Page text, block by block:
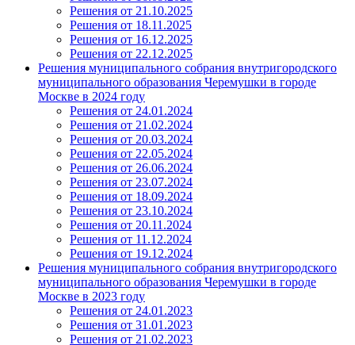
Решения от 21.10.2025
Решения от 18.11.2025
Решения от 16.12.2025
Решения от 22.12.2025
Решения муниципального собрания внутригородского
муниципального образования Черемушки в городе
Москве в 2024 году
Решения от 24.01.2024
Решения от 21.02.2024
Решения от 20.03.2024
Решения от 22.05.2024
Решения от 26.06.2024
Решения от 23.07.2024
Решения от 18.09.2024
Решения от 23.10.2024
Решения от 20.11.2024
Решения от 11.12.2024
Решения от 19.12.2024
Решения муниципального собрания внутригородского
муниципального образования Черемушки в городе
Москве в 2023 году
Решения от 24.01.2023
Решения от 31.01.2023
Решения от 21.02.2023